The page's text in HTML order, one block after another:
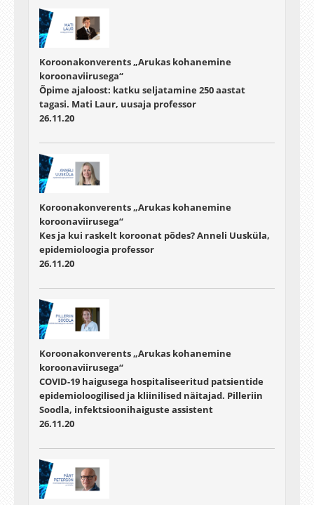
Koroonakonverents „Arukas kohanemine
koroonaviirusega“
Õpime ajaloost: katku seljatamine 250 aastat
tagasi. Mati Laur, uusaja professor
26.11.20
Koroonakonverents „Arukas kohanemine
koroonaviirusega“
Kes ja kui raskelt koroonat põdes? Anneli Uusküla,
epidemioloogia professor
26.11.20
Koroonakonverents „Arukas kohanemine
koroonaviirusega“
COVID-19 haigusega hospitaliseeritud patsientide
epidemioloogilised ja kliinilised näitajad. Pilleriin
Soodla, infektsioonihaiguste assistent
26.11.20